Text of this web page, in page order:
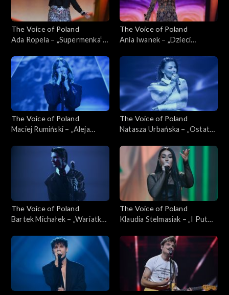
The Voice of Poland
Ada Ropela – „Supermenka”;
16 listopada 2024
The Voice of Poland
Ania Iwanek – „Dzieci
Poland”, Live, 16 listopada
The Voice of Poland
Maciej Rumiński – „Aleja
Poland”, Live, 16 listopada
The Voice of Poland
Natasza Urbańska – „Ostatni
Live, 16 listopada 2024
The Voice of Poland
Bartek Michałek – „Wariatka
Poland”, Live, 16 listopada
The Voice of Poland
Klaudia Stelmasiak – „I Put
Poland”, Live, 16 listopada
2024